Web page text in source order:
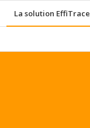
La solution EffiTrace